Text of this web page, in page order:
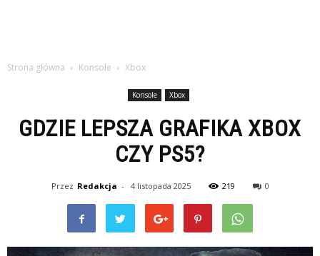
Strona główna Konsole Xbox
Konsole Xbox
GDZIE LEPSZA GRAFIKA XBOX
CZY PS5?
Przez Redakcja - 4 listopada 2025 219 0